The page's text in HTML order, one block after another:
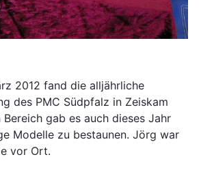
2012 fand die alljährliche
des PMC Südpfalz in Zeiskam
gab es auch dieses Jahr
Modelle zu bestaunen. Jörg war
vor Ort.